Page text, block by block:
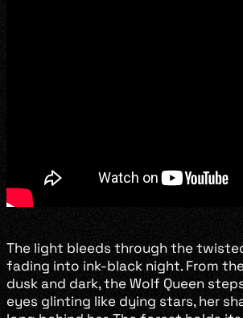
The light bleeds through the
fading into ink-black night. From
dusk and dark, the Wolf Queen
eyes glinting like dying stars, her